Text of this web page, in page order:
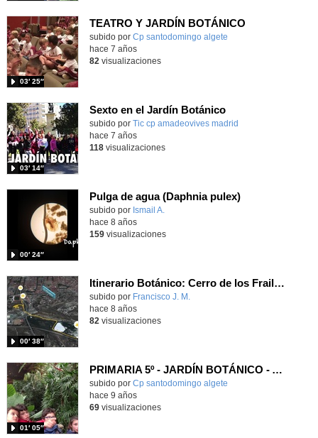
TEATRO Y JARDÍN BOTÁNICO
subido por Cp santodomingo algete
03′ 25″
hace 7 años
82 visualizaciones
Sexto en el Jardín Botánico
subido por Tic cp amadeovives madrid
03′ 14″
hace 7 años
118visualizaciones
Pulga de agua (Daphnia pulex)
Contenido educativo.
subido por Ismail A.
00′ 24″
hace 8 años
159visualizaciones
Itinerario Botánico: Cerro de los Frailes - Mar de Ontígola
subido por Francisco J. M.
00′ 38″
hace 8 años
82 visualizaciones
PRIMARIA 5º - JARDÍN BOTÁNICO - ACTIVIDADES
subido por Cp santodomingo algete
01′ 05″
hace 9 años
69visualizaciones